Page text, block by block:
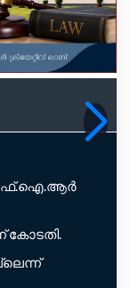
എഫ്‌.ഐ.ആർ
കോടതി.